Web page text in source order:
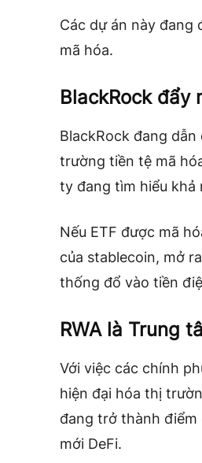
Các dự án này
mã hóa.
BlackRock đẩy
BlackRock đang
trường tiền tệ mã
ty đang tìm hiểu khả
Nếu ETF được mã
của stablecoin, mở
thống đổ vào tiền
RWA là Trung
Với việc các chính
hiện đại hóa thị
đang trở thành điểm
mới DeFi.